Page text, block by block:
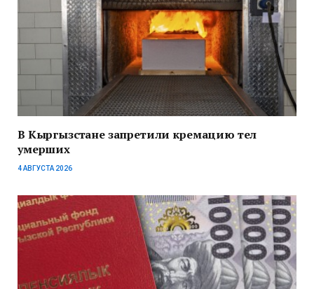
В Кыргызстане запретили кремацию тел
умерших
4 АВГУСТА 2026